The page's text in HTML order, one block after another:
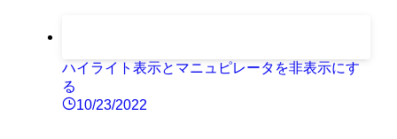
ハイライト表示とマニュピレータを非表示にす
る
10/23/2022